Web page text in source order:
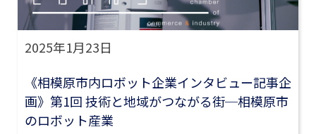
2025年1月23日
《相模原市内ロボット企業インタビュー記事企
画》第1回 技術と地域がつながる街─相模原市
のロボット産業